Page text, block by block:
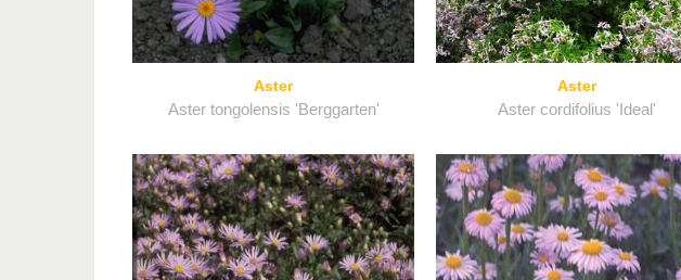
Aster
Aster tongolensis 'Berggarten'
Aster
Aster cordifolius 'Ideal'